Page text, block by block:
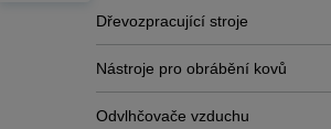
Dřevozpracující stroje
Nástroje pro obrábění kovů
Odvlhčovače vzduchu